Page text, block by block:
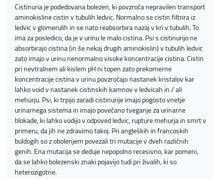
Cistinuria je podedovana bolezen, ki povzroča nepravilen transport
aminokisline cistin v tubulih ledvic. Normalno se cistin filtrira iz
ledvic v glomerulih in se nato reabsorbira nazaj v kri v tubulih. To
ima za posledico, da je v urinu le malo cistina. Psi s cistinurijo ne
absorbirajo cistina (in še nekaj drugih aminokislin) v tubulih ledvic
zato imajo v urinu nenormalno visoke koncentracije cistina. Cistin
pri nevtralnem ali kislem pH ni topen zato prekomerne
koncentracije cistina v urinu povzročajo nastanek kristalov kar
lahko void v nastanek cistinskih kamnov v ledvicah in / ali
mehurju. Psi, ki trpijo zaradi cistinurije imajo pogosto vnetje
urinarnega sistema in imajo povečano tveganje za urinarne
blokade, ki lahko vodijo v odpoved ledvic, rupture mehurja in smrt v
primeru, da jih ne zdravimo takoj. Pri angleških in francoskih
buldogih so z obolenjem povezali tri mutacije v dveh različnih
genih. Ena mutacija se deduje nepopolno recesivno, kar pomeni,
da se lahko bolezenski znaki pojavijo tudi pri živalih, ki so
heterozigotne.